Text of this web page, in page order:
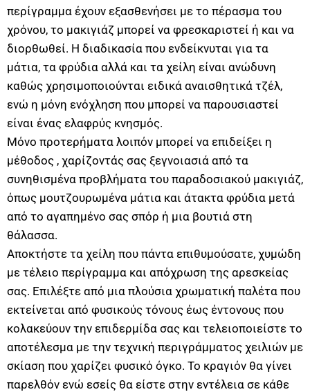
περίγραμμα έχουν εξασθενήσει με το πέρασμα του
χρόνου, το μακιγιάζ μπορεί να φρεσκαριστεί ή και να
διορθωθεί. Η διαδικασία που ενδείκνυται για τα
μάτια, τα φρύδια αλλά και τα χείλη είναι ανώδυνη
καθώς χρησιμοποιούνται ειδικά αναισθητικά τζέλ,
ενώ η μόνη ενόχληση που μπορεί να παρουσιαστεί
είναι ένας ελαφρύς κνησμός.
Μόνο προτερήματα λοιπόν μπορεί να επιδείξει η
μέθοδος , χαρίζοντάς σας ξεγνοιασιά από τα
συνηθισμένα προβλήματα του παραδοσιακού μακιγιάζ,
όπως μουτζουρωμένα μάτια και άτακτα φρύδια μετά
από το αγαπημένο σας σπόρ ή μια βουτιά στη
θάλασσα.
Αποκτήστε τα χείλη που πάντα επιθυμούσατε, χυμώδη
με τέλειο περίγραμμα και απόχρωση της αρεσκείας
σας. Επιλέξτε από μια πλούσια χρωματική παλέτα που
εκτείνεται από φυσικούς τόνους έως έντονους που
κολακεύουν την επιδερμίδα σας και τελειοποιείστε το
αποτέλεσμα με την τεχνική περιγράμματος χειλιών με
σκίαση που χαρίζει φυσικό όγκο. Το κραγιόν θα γίνει
παρελθόν ενώ εσείς θα είστε στην εντέλεια σε κάθε